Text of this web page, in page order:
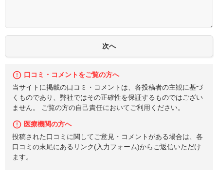
口コミ・コメントをご覧の方へ
当サイトに掲載の口コミ・コメントは、各投稿者の主観に基づ
くものであり、弊社ではその正確性を保証するものではござい
ません。 ご覧の方の自己責任においてご利用ください。
医療機関の方へ
投稿された口コミに関してご意見・コメントがある場合は、各
口コミの末尾にあるリンク(入力フォーム)からご返信いただけ
ます。